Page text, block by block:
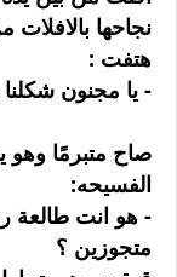
نجاحها بالافلات
هتفت :
- يا مجنون
صاح متبرمًا وهو
الفسيحه:
- هو انت طالعة
متجوزين ؟